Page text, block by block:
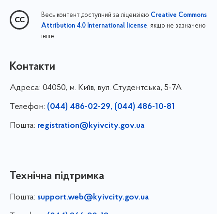
Весь контент доступний за ліцензією Creative Commons
Attribution 4.0 International license, якщо не зазначено
інше
Контакти
Адреса: 04050, м. Київ, вул. Студентська, 5-7А
Телефон: (044) 486-02-29, (044) 486-10-81
Пошта: registration@kyivcity.gov.ua
Технічна підтримка
Пошта: support.web@kyivcity.gov.ua